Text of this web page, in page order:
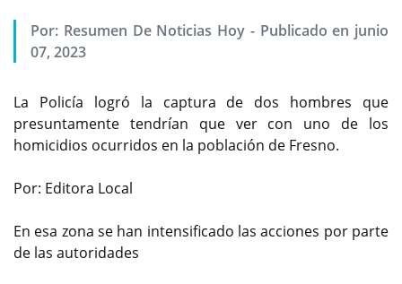
Por: Resumen De Noticias Hoy - Publicado en junio
07, 2023
La Policía logró la captura de dos hombres que
presuntamente tendrían que ver con uno de los
homicidios ocurridos en la población de Fresno.
Por: Editora Local
En esa zona se han intensificado las acciones por parte
de las autoridades